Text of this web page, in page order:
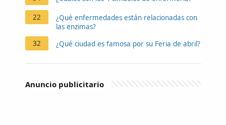
22
¿Qué enfermedades están relacionadas con
las enzimas?
32
¿Qué ciudad es famosa por su Feria de abril?
Anuncio publicitario